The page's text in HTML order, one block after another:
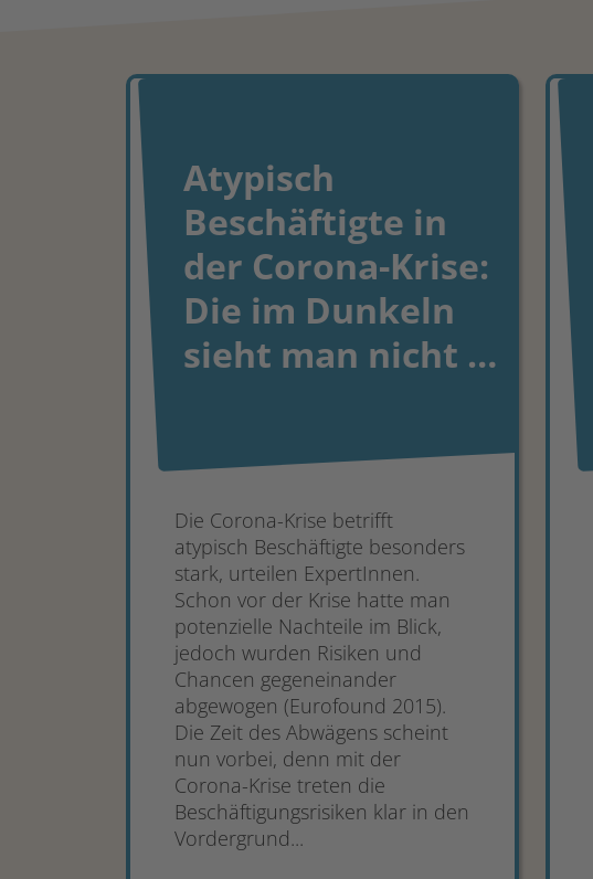
Atypisch
Beschäftigte in
der Corona-Krise:
Die im Dunkeln
sieht man nicht …
Die Corona-Krise betrifft
atypisch Beschäftigte besonders
stark, urteilen ExpertInnen.
Schon vor der Krise hatte man
potenzielle Nachteile im Blick,
jedoch wurden Risiken und
Chancen gegeneinander
abgewogen (Eurofound 2015).
Die Zeit des Abwägens scheint
nun vorbei, denn mit der
Corona-Krise treten die
Beschäftigungsrisiken klar in den
Vordergrund...